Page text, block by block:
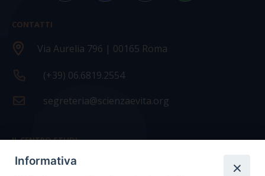
CONTATTI
Via Aurelia 796 | 00165 Roma
(+39) 06.6819.2554
segreteria@scienzaevita.org
IL CENTRO STUDI
La nostra storia
Informativa